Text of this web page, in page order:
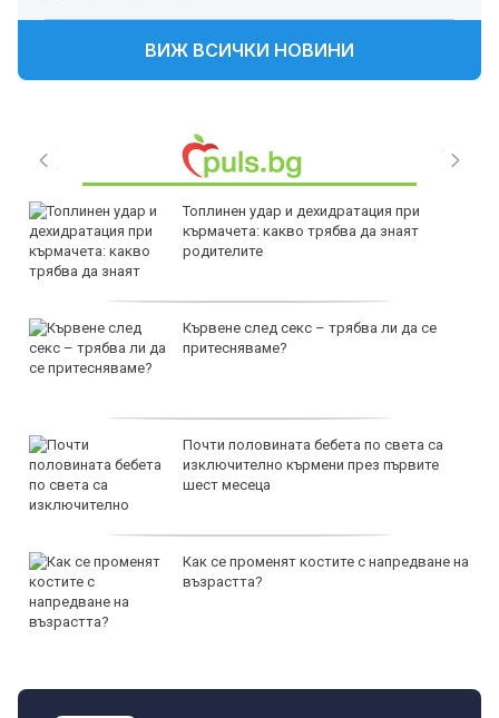
ВИЖ ВСИЧКИ НОВИНИ
Топлинен удар и дехидратация при
кърмачета: какво трябва да знаят
родителите
Кървене след секс – трябва ли да се
притесняваме?
Почти половината бебета по света са
изключително кърмени през първите
шест месеца
Как се променят костите с напредване на
възрастта?